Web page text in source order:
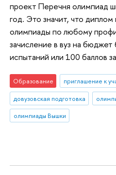
проект Перечня олимпиад
год. Это значит, что
олимпиады по любому
зачисление в вуз на бюджет
испытаний или 100 баллов
Образование
приглашение к
довузовская подготовка
олимпиады Вышки